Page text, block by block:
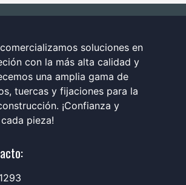
soluciones en
con la más alta calidad y
una amplia gama de
tuercas y fijaciones para la
¡Confianza y
pieza!